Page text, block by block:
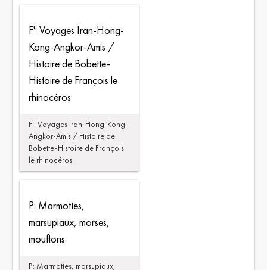
F': Voyages Iran-Hong-
Kong-Angkor-Amis /
Histoire de Bobette-
Histoire de François le
rhinocéros
F': Voyages Iran-Hong-Kong-
Angkor-Amis / Histoire de
Bobette-Histoire de François
le rhinocéros
P: Marmottes,
marsupiaux, morses,
mouflons
P: Marmottes, marsupiaux,